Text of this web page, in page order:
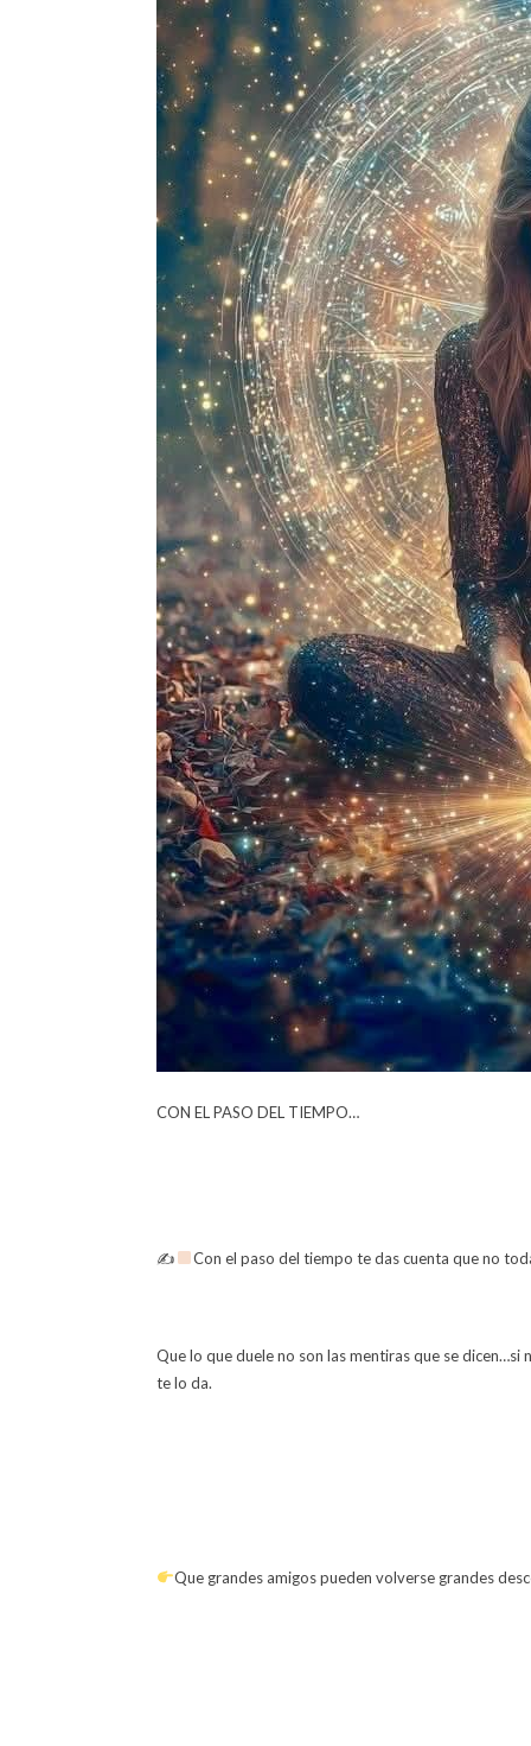
CON EL PASO DEL TIEMPO…
✍ Con el paso del tiempo te das cuenta que no
Que lo que duele no son las mentiras que se dicen…si
te lo da.
Que grandes amigos pueden volverse grandes